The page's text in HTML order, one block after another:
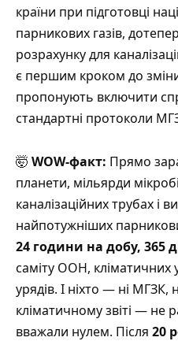
країни при підготовці
парникових газів,
розрахунку для
є першим кроком до
пропонують включити
стандартні протоколи
🤯 WOW-факт: Прямо
планети, мільярди
каналізаційних трубах і
найпотужніших
24 години на добу, 365
саміту ООН, кліматичних
урядів. І ніхто — ні МГЗК,
кліматичному звіті — не
вважали нулем. Після 20